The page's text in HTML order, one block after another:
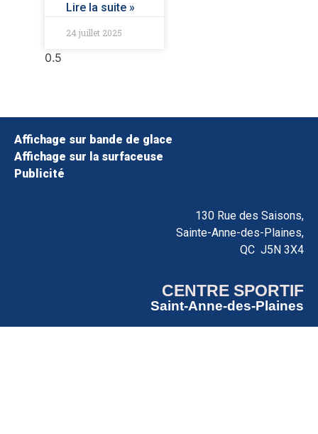
Lire la suite »
24 juillet 2025
Affichage sur bande de glace
Affichage sur la surfaceuse
Publicité
130 Rue des Saisons,
Sainte-Anne-des-Plaines,
QC J5N 3X4
CENTRE SPORTIF
Saint-Anne-des-Plaines